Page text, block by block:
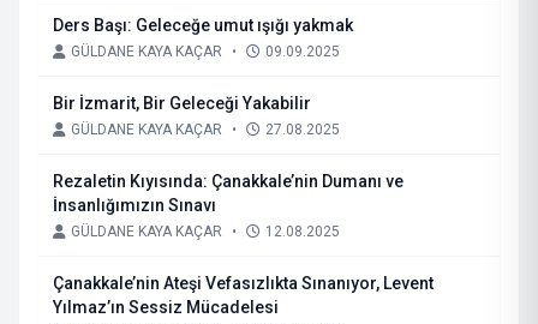
Ders Başı: Geleceğe umut ışığı yakmak
GÜLDANE KAYA KAÇAR • 09.09.2025
Bir İzmarit, Bir Geleceği Yakabilir
GÜLDANE KAYA KAÇAR • 27.08.2025
Rezaletin Kıyısında: Çanakkale’nin Dumanı ve
İnsanlığımızın Sınavı
GÜLDANE KAYA KAÇAR • 12.08.2025
Çanakkale’nin Ateşi Vefasızlıkta Sınanıyor, Levent
Yılmaz’ın Sessiz Mücadelesi